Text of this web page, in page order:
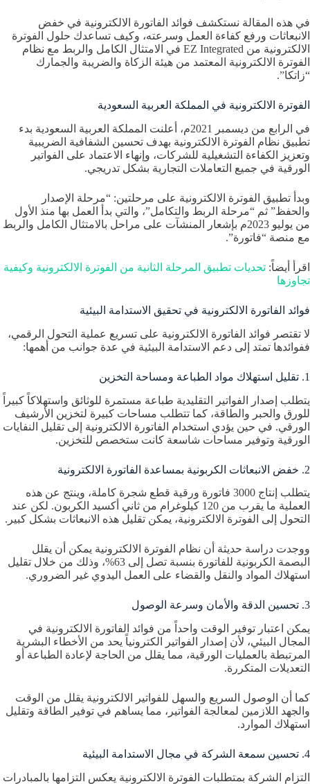
في هذه المقالة نستكشف فوائد الفاتورة الالكترونية في خفض
الانبعاثات ورفع كفاءة العمل وسرعته، وكيف تساعدك حلول الفوترة
الالكترونية من EZ Integrated في الامتثال الكامل والربط مع نظام
الفوترة الالكترونية المعتمد من هيئة الزكاة والضريبة والجمارك
“زاتكا”.
الفوترة الالكترونية في المملكة العربية السعودية
في الرابع من ديسمبر 2021م، أعلنت المملكة العربية السعودية بدء
تطبيق نظام الفوترة الالكترونية بهدف تحسين الشفافية الضريبية
وتعزيز الكفاءة التشغيلية للشركات، وإنهاء الاعتماد على الفواتير
الورقية في جميع التعاملات التجارية بشكل تدريجي.
وبدأ تطبيق الفوترة الالكترونية على مرحلتين: “مرحلة الإصدار
والحفظ” ثم “مرحلة الربط والتكامل”، والتي بدأ العمل بها منذ الأول
من يوليو 2023م بإشعار المنشآت على مراحل بالامتثال الكامل والربط
مع منصة “فاتورة”.
اقرأ أيضاً: تحديات تطبيق المرحلة الثانية من الفوترة الالكترونية وكيفية
تجاوزها
فوائد الفاتورة الالكترونية في تحقيق الاستدامة البيئية
لا تقتصر فوائد الفاتورة الالكترونية على تسريع عملية التحول الرقمي،
ففوائدها تمتد إلى دعم الاستدامة البيئية في عدة جوانب من أهمها:
1. تقليل استهلاك مواد الطباعة ومساحة التخزين
يتطلب إصدار الفواتير التقليدية طباعة مستمرة للوثائق واستهلاكاً كبيراً
للورق والحبر والطاقة، كما تتطلب مساحات كبيرة لتخزين الأرشيف
الورقي. في حين يؤدي استخدام الفاتورة الالكترونية إلى تقليل النفايات
الورقية وتوفير مساحات شاسعة كانت ستخصص للتخزين.
2. خفض الانبعاثات الكربونية بمساعدة الفاتورة الالكترونية
يتطلب إنتاج 3000 فاتورة ورقية قطع شجرة كاملة، وينتج عن هذه
العملية ما يقرب من 120 كيلوغرام من ثاني أكسيد الكربون. لكن عند
التحول إلى الفوترة الالكترونية، يمكن تقليل هذه الانبعاثات بشكل كبير.
ووجدت دراسة حديثة أن نظام الفوترة الالكترونية يمكن أن يقلل
البصمة الكربونية للفاتورة بنسبة تصل إلى 63%، وذلك من خلال تقليل
استهلاك المواد والنقل والقضاء على العمل اليدوي غير الضروري.
3. تحسين الدقة والأمان وسرعة الوصول
يمكن اعتبار توفير الوقت واحداً من فوائد الفاتورة الالكترونية في
المجال البيئي، لأن إصدار الفواتير الكترونياً يحد من الأخطاء البشرية
المرتبطة بالعمليات الورقية، مما يقلل من الحاجة لإعادة الطباعة أو
التعديلات المتكررة.
كما أن الوصول السريع والسهل للفواتير الالكترونية يقلل من الوقت
والجهد اللازمين لمعالجة الفواتير، مما يساهم في توفير الطاقة وتقليل
استهلاك الموارد.
4. تحسين سمعة الشركة في مجال الاستدامة البيئية
التزام الشركة بمتطلبات الفوترة الالكترونية يعكس التزامها بالمبادرات